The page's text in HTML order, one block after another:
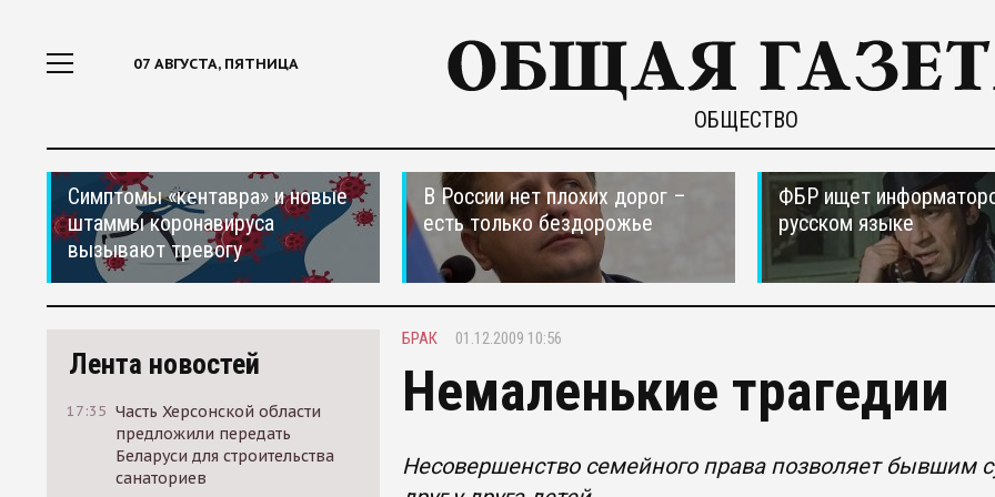
07 АВГУСТА, ПЯТНИЦА
ОБЩЕСТВО
Симптомы «кентавра» и новые
штаммы коронавируса
вызывают тревогу
В России нет плохих дорог –
есть только бездорожье
ФБР ищет
русском языке
Лента новостей
17:35 Часть Херсонской области
предложили передать
Беларуси для строительства
санаториев
БРАК 01.12.2009 10:56
Немаленькие трагедии
Несовершенство семейного права позволяет бывшим